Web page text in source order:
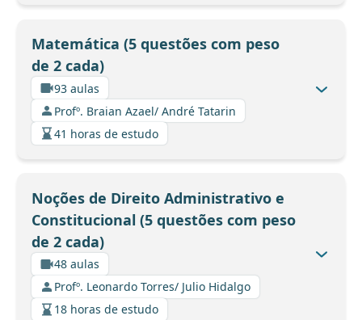
Matemática (5 questões com peso
de 2 cada)
93 aulas
Profº. Braian Azael/ André Tatarin
41 horas de estudo
Noções de Direito Administrativo e
Constitucional (5 questões com peso
de 2 cada)
48 aulas
Profº. Leonardo Torres/ Julio Hidalgo
18 horas de estudo